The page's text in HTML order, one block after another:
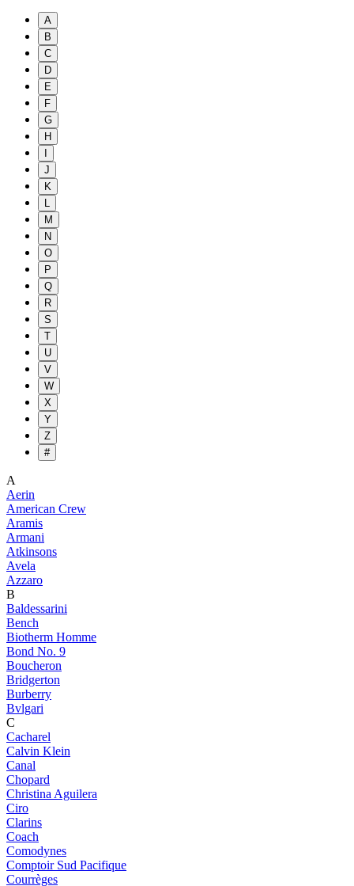
A
B
C
D
E
F
G
H
J
K
L
M
N
O
P
Q
R
S
T
U
V
W
X
Y
Z
#
A
Aerin
American Crew
Aramis
Armani
Atkinsons
Avela
Azzaro
B
Baldessarini
Bench
Biotherm Homme
Bond No. 9
Boucheron
Bridgerton
Burberry
Bvlgari
C
Cacharel
Calvin Klein
Canal
Chopard
Christina Aguilera
Ciro
Clarins
Coach
Comodynes
Comptoir Sud Pacifique
Courrèges